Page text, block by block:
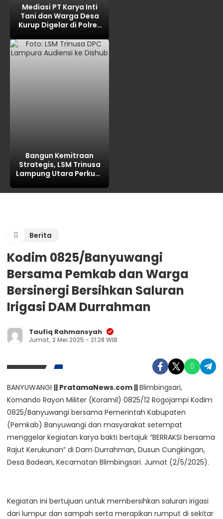
Mediasi PT Karya Inti
Tani dan Warga Desa
Kurup Digelar di Polres
CSR, dan Kemitraan
hasilnya NOL
Bangun Kemitraan
Strategis, LSM Trinusa
Lampung Utara Perkuat
Perhubungan
Berita
Kodim 0825/Banyuwangi
Bersama Pemkab dan Warga
Bersinergi Bersihkan Saluran
Irigasi DAM Durrahman
Taufiq Rahmansyah
Jumat, 2 Mei 2025 - 21:28 WIB
BANYUWANGI || PratamaNews.com ||Blimbingsari,
Komando Rayon Militer (Koramil) 0825/12 Rogojampi Kodim
0825/Banyuwangi bersama Pemerintah Kabupaten
(Pemkab) Banyuwangi dan masyarakat setempat
menggelar kegiatan karya bakti bertajuk “BERRAKSI bersama
Rajut Kerukunan” di Dam Durrahman, Dusun Cungkingan,
Desa Badean, Kecamatan Blimbingsari. Jumat (2/5/2025).
Kegiatan ini bertujuan untuk membersihkan saluran irigasi
dari lumpur dan sampah serta merapikan rumput di sekitar